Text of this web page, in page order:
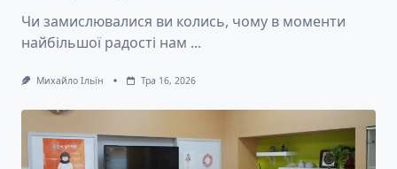
Чи замислювалися ви колись, чому в моменти
найбільшої радості нам ...
Михайло Ільїн Тра 16, 2026